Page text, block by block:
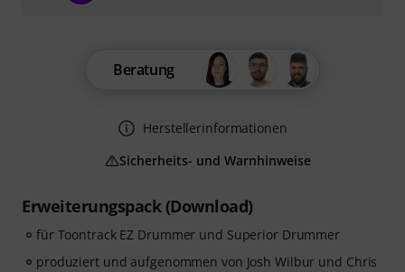
Erweiterungspack (Download)
für Toontrack EZ Drummer und Superior Drummer
produziert und aufgenommen von Josh Wilbur und Chris
Beratung
Herstellerinformationen
Sicherheits- und Warnhinweise